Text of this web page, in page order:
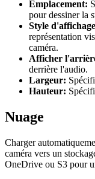
Emplacement:
pour dessiner la
Style
représentation
caméra.
Afficher
derrière l'audio.
Largeur:
Hauteur:
Nuage
Charger
caméra vers un
OneDrive ou S3 pour